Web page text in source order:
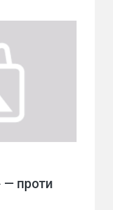
проти